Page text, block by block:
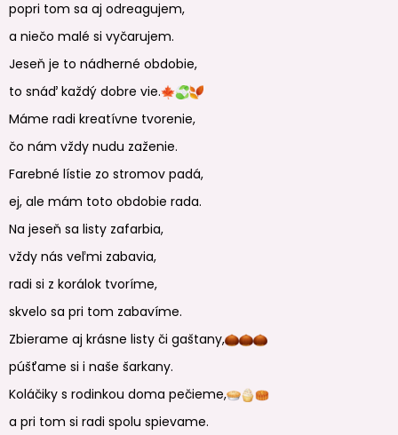
popri tom sa aj odreagujem,
a niečo malé si vyčarujem.
Jeseň je to nádherné obdobie,
to snáď každý dobre vie.
Máme radi kreatívne tvorenie,
čo nám vždy nudu zaženie.
Farebné lístie zo stromov padá,
ej, ale mám toto obdobie rada.
Na jeseň sa listy zafarbia,
vždy nás veľmi zabavia,
radi si z korálok tvoríme,
skvelo sa pri tom zabavíme.
Zbierame aj krásne listy či gaštany,
púšťame si i naše šarkany.
Koláčiky s rodinkou doma pečieme,
a pri tom si radi spolu spievame.